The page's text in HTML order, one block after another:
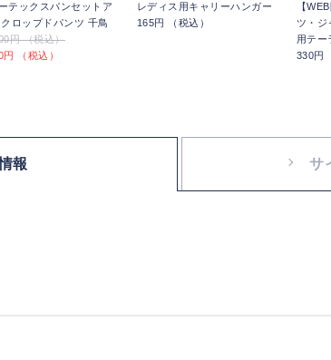
テックスパンセットア
クロップドパンツ 千鳥
円 （税込）
円 （税込）
レディス用キャリーハンガー
165円 （税込）
【
ツ・ジ
用テー
330円
報 サ